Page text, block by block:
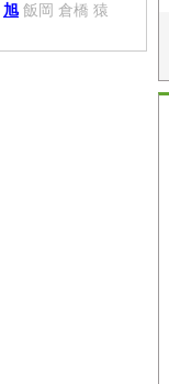
旭 飯岡 倉橋 猿